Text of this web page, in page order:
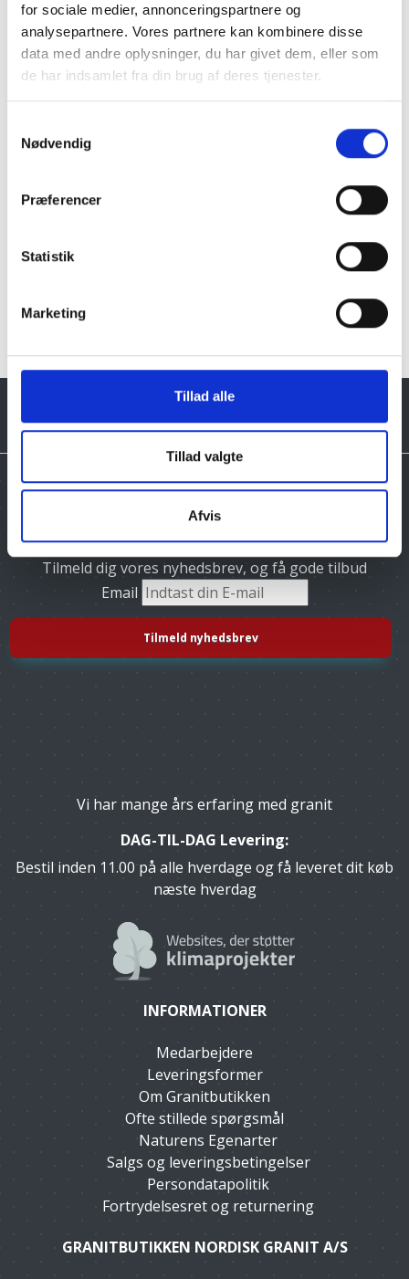
for sociale medier, annonceringspartnere og
analysepartnere. Vores partnere kan kombinere disse
data med andre oplysninger, du har givet dem, eller som
de har indsamlet fra din brug af deres tjenester.
Nødvendig
Præferencer
Statistik
Marketing
Tillad alle
Tillad valgte
Afvis
Naturprodukt – variationer forekommer
Granit er et naturmateriale, og variationer i farve og
struktur forekommer. Billeder og farveprøver er
Læs mere
Tilmeld dig vores nyhedsbrev, og få gode tilbud
Email
Vi har mange års erfaring med granit
DAG-TIL-DAG Levering:
Bestil inden 11.00 på alle hverdage og få leveret dit køb
næste hverdag
INFORMATIONER
Medarbejdere
Leveringsformer
Om Granitbutikken
Ofte stillede spørgsmål
Naturens Egenarter
Salgs og leveringsbetingelser
Persondatapolitik
Fortrydelsesret og returnering
GRANITBUTIKKEN NORDISK GRANIT A/S